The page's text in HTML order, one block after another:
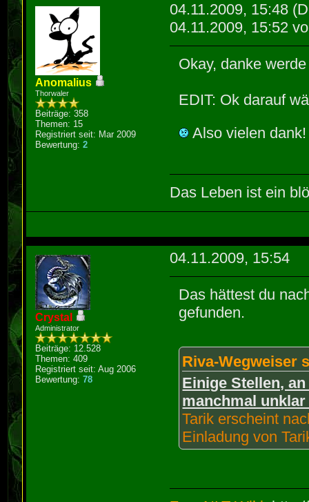
Anomalius
Thorwaler
Beiträge: 358
Themen: 15
Registriert seit: Mar 2009
Bewertung:2
04.11.2009, 15:48
04.11.2009, 15:52
Okay, danke
EDIT: Ok darauf
Also vielen
Das Leben ist ein
Crystal
Administrator
Beiträge: 12.528
Themen: 409
Registriert seit: Aug 2006
Bewertung:78
04.11.2009, 15:54
Das hättest du
gefunden.
Riva-Wegweiser
Einige Stellen,
manchmal
Tarik erscheint
Einladung von